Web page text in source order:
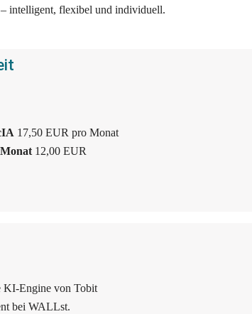
intelligent, flexibel und individuell.
17,50 EUR pro Monat
12,00 EUR
KI-Engine von Tobit
bei WALLst.